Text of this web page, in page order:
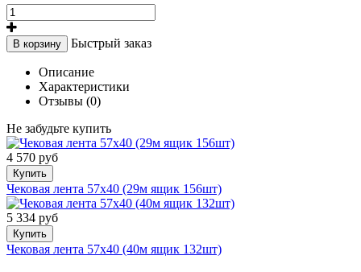
В корзину Быстрый заказ
Описание
Характеристики
Отзывы (0)
Не забудьте купить
4 570 руб
Купить
Чековая лента 57х40 (29м ящик 156шт)
5 334 руб
Купить
Чековая лента 57х40 (40м ящик 132шт)